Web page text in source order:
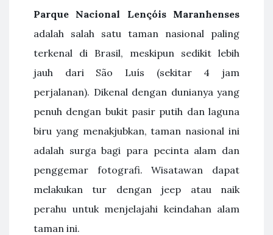
Parque Nacional Lençóis Maranhenses
adalah salah satu taman nasional paling
terkenal di Brasil, meskipun sedikit lebih
jauh dari São Luís (sekitar 4 jam
perjalanan). Dikenal dengan dunianya yang
penuh dengan bukit pasir putih dan laguna
biru yang menakjubkan, taman nasional ini
adalah surga bagi para pecinta alam dan
penggemar fotografi. Wisatawan dapat
melakukan tur dengan jeep atau naik
perahu untuk menjelajahi keindahan alam
taman ini.